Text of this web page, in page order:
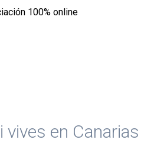
100% online
vives en Canarias